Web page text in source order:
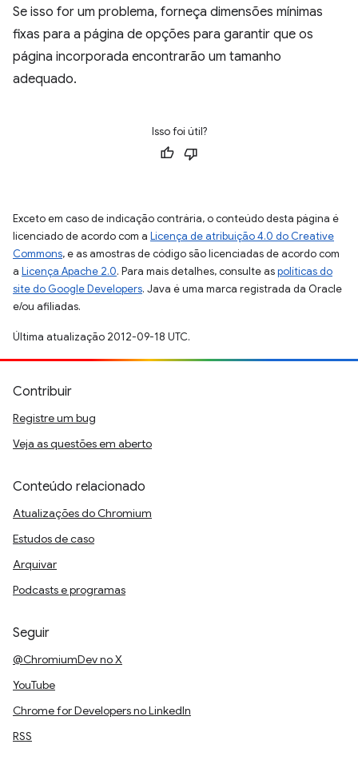
Se isso for um problema, forneça dimensões mínimas
fixas para a página de opções para garantir que os
página incorporada encontrarão um tamanho
adequado.
Isso foi útil?
Exceto em caso de indicação contrária, o conteúdo desta página é
licenciado de acordo com a Licença de atribuição 4.0 do Creative
Commons, e as amostras de código são licenciadas de acordo com
a Licença Apache 2.0. Para mais detalhes, consulte aspolíticas do
site do Google Developers. Java é uma marca registrada da Oracle
e/ou afiliadas.
Última atualização 2012-09-18 UTC.
Contribuir
Registre um bug
Veja as questões em aberto
Conteúdo relacionado
Atualizações do Chromium
Estudos de caso
Arquivar
Podcasts e programas
Seguir
@ChromiumDev no X
YouTube
Chrome for Developers no LinkedIn
RSS